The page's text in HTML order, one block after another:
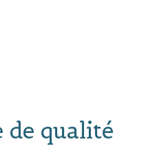
de qualité